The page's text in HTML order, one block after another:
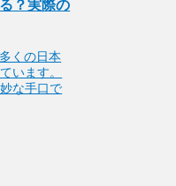
？実際の
くの日本
います。
な手口で